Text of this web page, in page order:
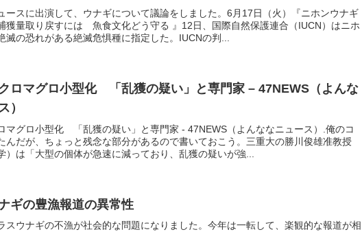
ースに出演して、ウナギについて議論をしました。6月17日（火）『ニホンウナギ
量取り戻すには 魚食文化どう守る 』12日、国際自然保護連合（IUCN）はニホ
滅の恐れがある絶滅危惧種に指定した。IUCNの判...
ロマグロ小型化 「乱獲の疑い」と専門家 – 47NEWS（よんな
）
マグロ小型化 「乱獲の疑い」と専門家 - 47NEWS（よんななニュース）.俺のコ
んだが、ちょっと残念な部分があるので書いておこう。三重大の勝川俊雄准教授
）は「大型の個体が急速に減っており、乱獲の疑いが強...
ギの豊漁報道の異常性
スウナギの不漁が社会的な問題になりました。今年は一転して、楽観的な報道が相